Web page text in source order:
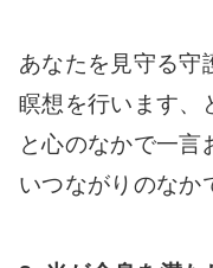
あなたを見守る守
瞑想を行います、
と心のなかで一言
いつながりのなか